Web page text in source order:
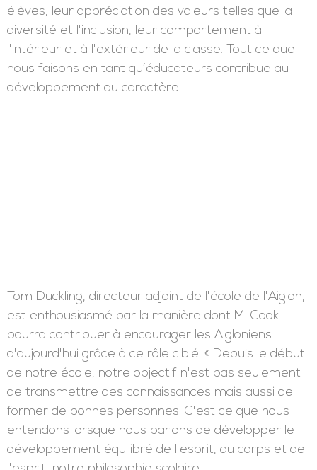
élèves, leur appréciation des valeurs telles que la
diversité et l'inclusion, leur comportement à
l'intérieur et à l'extérieur de la classe. Tout ce que
nous faisons en tant qu’éducateurs contribue au
développement du caractère.
Tom Duckling, directeur adjoint de l'école de l'Aiglon,
est enthousiasmé par la manière dont M. Cook
pourra contribuer à encourager les Aigloniens
d'aujourd'hui grâce à ce rôle ciblé. « Depuis le début
de notre école, notre objectif n'est pas seulement
de transmettre des connaissances mais aussi de
former de bonnes personnes. C'est ce que nous
entendons lorsque nous parlons de développer le
développement équilibré de l'esprit, du corps et de